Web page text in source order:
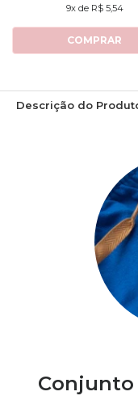
9x de R$ 5,54
COMPRAR
Descrição do